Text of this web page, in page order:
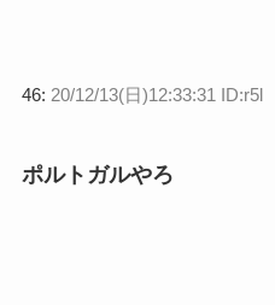
46: 20/12/13(日)12:33:31 ID:r5l
ポルトガルやろ